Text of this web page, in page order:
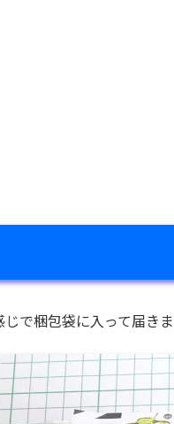
で梱包袋に入って届きま